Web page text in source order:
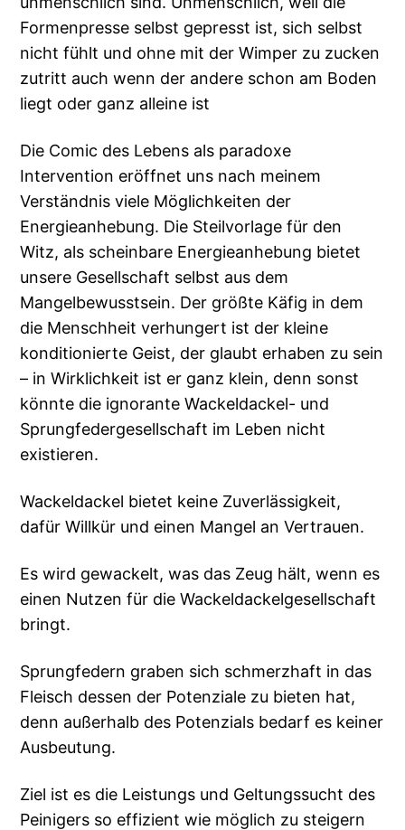
Formenpresse selbst gepresst ist, sich selbst
nicht fühlt und ohne mit der Wimper zu zucken
zutritt auch wenn der andere schon am Boden
liegt oder ganz alleine ist
Die Comic des Lebens als paradoxe
Intervention eröffnet uns nach meinem
Verständnis viele Möglichkeiten der
Energieanhebung. Die Steilvorlage für den
Witz, als scheinbare Energieanhebung bietet
unsere Gesellschaft selbst aus dem
Mangelbewusstsein. Der größte Käfig in dem
die Menschheit verhungert ist der kleine
konditionierte Geist, der glaubt erhaben zu sein
– in Wirklichkeit ist er ganz klein, denn sonst
könnte die ignorante Wackeldackel- und
Sprungfedergesellschaft im Leben nicht
existieren.
Wackeldackel bietet keine Zuverlässigkeit,
dafür Willkür und einen Mangel an Vertrauen.
Es wird gewackelt, was das Zeug hält, wenn es
einen Nutzen für die Wackeldackelgesellschaft
bringt.
Sprungfedern graben sich schmerzhaft in das
Fleisch dessen der Potenziale zu bieten hat,
denn außerhalb des Potenzials bedarf es keiner
Ausbeutung.
Ziel ist es die Leistungs und Geltungssucht des
Peinigers so effizient wie möglich zu steigern